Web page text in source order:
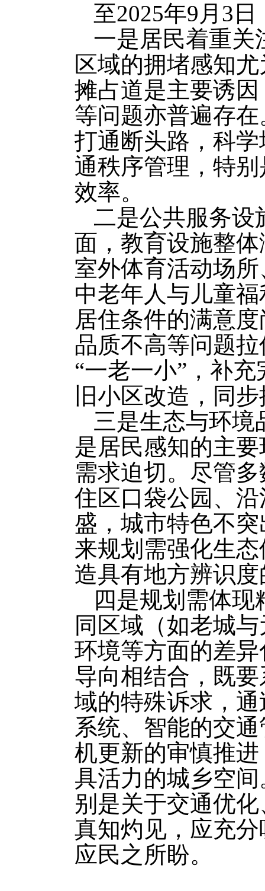
至2025年9月3
一是居民着重关
区域的拥堵感知
摊占道是主要诱
等问题亦普遍存
打通断头路，科
通秩序管理，特
效率。
二是公共服务设
面，教育设施整
室外体育活动场
中老年人与儿童
居住条件的满意
品质不高等问题
“一老一小”，补
旧小区改造，同
三是生态与环境
是居民感知的主
需求迫切。尽管
住区口袋公园、
盛，城市特色不
来规划需强化生
造具有地方辨识
四是规划需体
同区域（如老城
环境等方面的差
导向相结合，既
域的特殊诉求，
系统、智能的交
机更新的审慎推
具活力的城乡空
别是关于交通优
真知灼见，应充
应民之所盼。